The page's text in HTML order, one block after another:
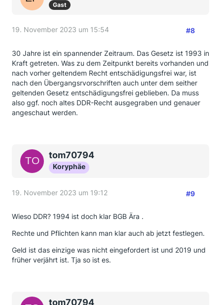
Gast
19. November 2023 um 15:54 #8
30 Jahre ist ein spannender Zeitraum. Das Gesetz ist 1993 in
Kraft getreten. Was zu dem Zeitpunkt bereits vorhanden und
nach vorher geltendem Recht entschädigungsfrei war, ist
nach den Übergangsrvorschriften auch unter dem seither
geltenden Gesetz entschädigungsfrei geblieben. Da muss
also ggf. noch altes DDR-Recht ausgegraben und genauer
angeschaut werden.
tom70794
Koryphäe
19. November 2023 um 19:12 #9
Wieso DDR? 1994 ist doch klar BGB Ära .
Rechte und Pflichten kann man klar auch ab jetzt festlegen.
Geld ist das einzige was nicht eingefordert ist und 2019 und
früher verjährt ist. Tja so ist es.
tom70794